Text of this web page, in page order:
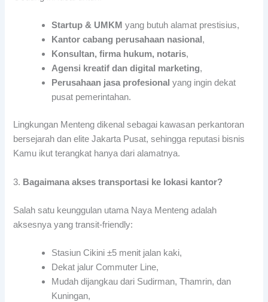
Startup & UMKM yang butuh alamat prestisius,
Kantor cabang perusahaan nasional ,
Konsultan, firma hukum, notaris,
Agensi kreatif dan digital marketing,
Perusahaan jasa profesional yang ingin dekat
pusat pemerintahan.
Lingkungan Menteng dikenal sebagai kawasan perkantoran
bersejarah dan elite Jakarta Pusat, sehingga reputasi bisnis
Kamu ikut terangkat hanya dari alamatnya.
3. Bagaimana akses transportasi ke lokasi kantor?
Salah satu keunggulan utama Naya Menteng adalah
aksesnya yang transit-friendly:
Stasiun Cikini ±5 menit jalan kaki,
Dekat jalur Commuter Line,
Mudah dijangkau dari Sudirman, Thamrin, dan
Kuningan,